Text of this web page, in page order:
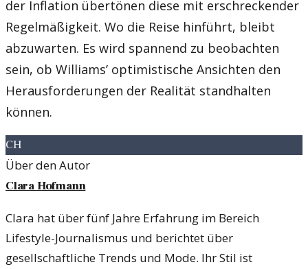
der Inflation übertönen diese mit erschreckender
Regelmäßigkeit. Wo die Reise hinführt, bleibt
abzuwarten. Es wird spannend zu beobachten
sein, ob Williams’ optimistische Ansichten den
Herausforderungen der Realität standhalten
können.
CH
Über den Autor
Clara Hofmann
Clara hat über fünf Jahre Erfahrung im Bereich
Lifestyle-Journalismus und berichtet über
gesellschaftliche Trends und Mode. Ihr Stil ist